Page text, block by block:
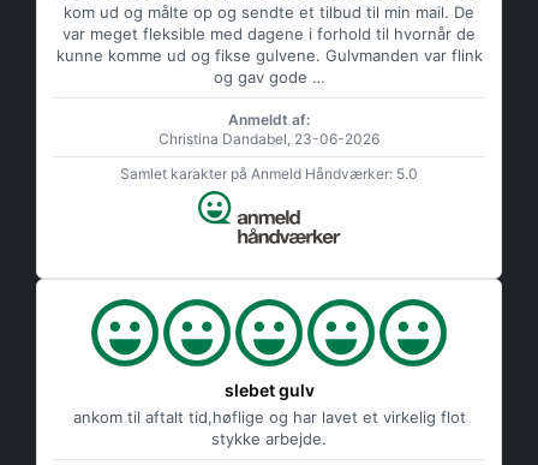
kom ud og målte op og sendte et tilbud til min mail. De
var meget fleksible med dagene i forhold til hvornår de
kunne komme ud og fikse gulvene. Gulvmanden var flink
og gav gode …
Anmeldt af:
Christina Dandabel, 23-06-2026
Samlet karakter på Anmeld Håndværker: 5.0
slebet gulv
ankom til aftalt tid,høflige og har lavet et virkelig flot
stykke arbejde.